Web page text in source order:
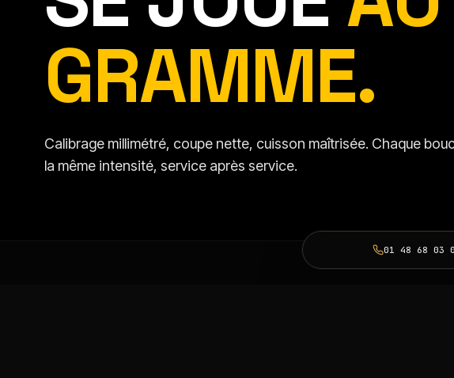
GRAMME.
Calibrage millimétré, coupe nette, cuisson maîtrisée. Chaque
la même intensité, service après service.
01 48 68 03